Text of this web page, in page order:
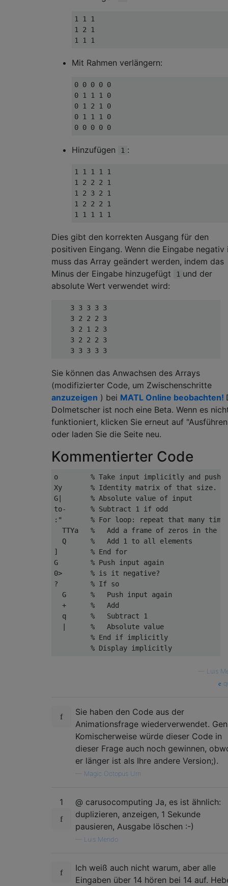
1 1 1
1 2 1
Mit Rahmen verlängern:
0 0 0 0 0
0 1 1 1 0
0 1 2 1 0
0 1 1 1 0
Hinzufügen 1 :
1 1 1 1 1
1 2 2 2 1
1 2 3 2 1
1 2 2 2 1
Dies gibt den korrekten Ausgang für den
positiven Eingang. Wenn die Eingabe negativ
muss das Array geändert werden, indem das
Minus der Eingabe hinzugefügt
1 und der
absolute Wert verwendet wird:
    3 3 3 3 3
    3 2 2 2 3
    3 2 1 2 3
    3 2 2 2 3
Sie können das Anwachsen des Arrays
(modifizierter Code, um Zwischenschritte
anzuzeigen ) bei MATL Online beobachten!
Dolmetscher ist noch eine Beta. Wenn es
funktioniert, klicken Sie erneut auf
oder laden Sie die Seite neu.
Kommentierter Code
o        % Take input implicitly and push
Xy       % Identity matrix of that size.
G|       % Absolute value of input
to-      % Subtract 1 if odd
:"       % For loop: repeat that many
TTYa   %   Add a frame of zeros in the
  Q      %   Add 1 to all elements
]        % End for
G        % Push input again
0>       % is it negative?
?        % If so
  G      %   Push input again
  +      %   Add
  q      %   Subtract 1
  |      %   Absolute value
         % End if implicitly
Luis
Sie haben den Code aus der
Animationsfrage wiederverwendet.
Komischerweise würde dieser Code in
dieser Frage auch noch gewinnen,
er länger ist als Ihre andere Version;).
Magic Octopus Urn
1
@ carusocomputing Ja, es ist ähnlich:
duplizieren, anzeigen, 1 Sekunde
pausieren, Ausgabe löschen :-)
Luis Mendo
Ich weiß auch nicht warum, aber alle
Eingaben über 14 hören bei 14 auf.